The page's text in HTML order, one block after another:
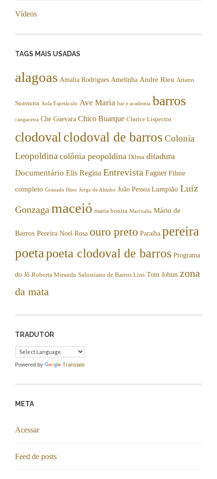
Vídeos
TAGS MAIS USADAS
alagoas Amalia Rodrigues Amelinha Andre Rieu Ariano
Suassuna Aula Espetáculo Ave Maria bar e academia barros
cangaceira Che Guevara Chico Buarque Clarice Lispector
clodoval clodoval de barros Colonia
Leopoldina colônia peopoldina Dilma ditadura
Documentário Elis Regina Entrevista Fagner Filme
completo Granada Hino Jorge de Altinho João Pessoa Lampião Luiz
Gonzaga maceió maria bonita Mart'nalia Mário de
Barros Pereira Noel Rosa ouro preto Paraíba pereira
poeta poeta clodoval de barros Programa
do Jô Roberta Miranda Salustiano de Barros Lins Tom Jobim zona
da mata
TRADUTOR
Powered by Translate
META
Acessar
Feed de posts